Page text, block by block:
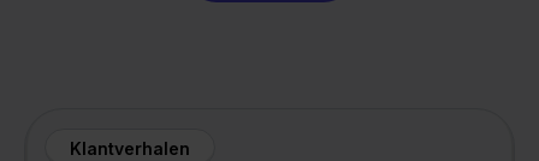
Klantverhalen